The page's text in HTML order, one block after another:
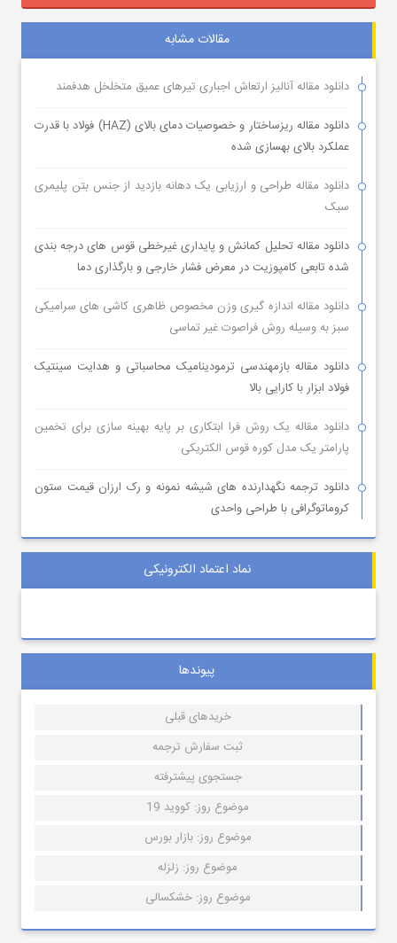
مقالات مشابه
دانلود مقاله آنالیز ارتعاش اجباری تیرهای عمیق متخلخل هدفمند
دانلود مقاله ریزساختار و خصوصیات دمای بالای (HAZ) فولاد با قدرت
عملکرد بالای بهسازی شده
دانلود مقاله طراحی و ارزیابی یک دهانه بازدید از جنس بتن پلیمری
سبک
دانلود مقاله تحلیل کمانش و پایداری غیرخطی قوس های درجه بندی
شده تابعی کامپوزیت در معرض فشار خارجی و بارگذاری دما
دانلود مقاله اندازه گیری وزن مخصوص ظاهری کاشی های سرامیکی
سبز به وسیله روش فراصوت غیر تماسی
دانلود مقاله بازمهندسی ترمودینامیک محاسباتی و هدایت سینتیک
فولاد ابزار با کارایی بالا
دانلود مقاله یک روش فرا ابتکاری بر پایه بهینه سازی برای تخمین
پارامتر یک مدل کوره قوس الکتریکی
دانلود ترجمه نگهدارنده های شیشه نمونه و رک ارزان قیمت ستون
کروماتوگرافی با طراحی واحدی
نماد اعتماد الکترونیکی
پیوندها
خریدهای قبلی
ثبت سفارش ترجمه
جستجوی پیشترفته
موضوع روز: کووید 19
موضوع روز: بازار بورس
موضوع روز: زلزله
موضوع روز: خشکسالی